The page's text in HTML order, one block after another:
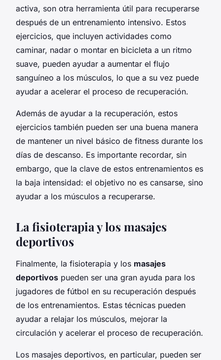
activa, son otra herramienta útil para recuperarse
después de un entrenamiento intensivo. Estos
ejercicios, que incluyen actividades como
caminar, nadar o montar en bicicleta a un ritmo
suave, pueden ayudar a aumentar el flujo
sanguíneo a los músculos, lo que a su vez puede
ayudar a acelerar el proceso de recuperación.
Además de ayudar a la recuperación, estos
ejercicios también pueden ser una buena manera
de mantener un nivel básico de fitness durante los
días de descanso. Es importante recordar, sin
embargo, que la clave de estos entrenamientos es
la baja intensidad: el objetivo no es cansarse, sino
ayudar a los músculos a recuperarse.
La fisioterapia y los masajes
deportivos
Finalmente, la fisioterapia y los masajes
deportivos pueden ser una gran ayuda para los
jugadores de fútbol en su recuperación después
de los entrenamientos. Estas técnicas pueden
ayudar a relajar los músculos, mejorar la
circulación y acelerar el proceso de recuperación.
Los masajes deportivos, en particular, pueden ser